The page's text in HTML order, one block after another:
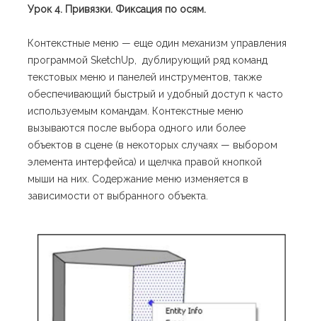
Урок 4. Привязки. Фиксация по осям.
Контекстные меню — еще один механизм управления
программой SketchUp, дублирующий ряд команд
текстовых меню и панелей инструментов, также
обеспечивающий быстрый и удобный доступ к часто
используемым командам. Контекстные меню
вызываются после выбора одного или более
объектов в сцене (в некоторых случаях — выбором
элемента интерфейса) и щелчка правой кнопкой
мыши на них. Содержание меню изменяется в
зависимости от выбранного объекта.